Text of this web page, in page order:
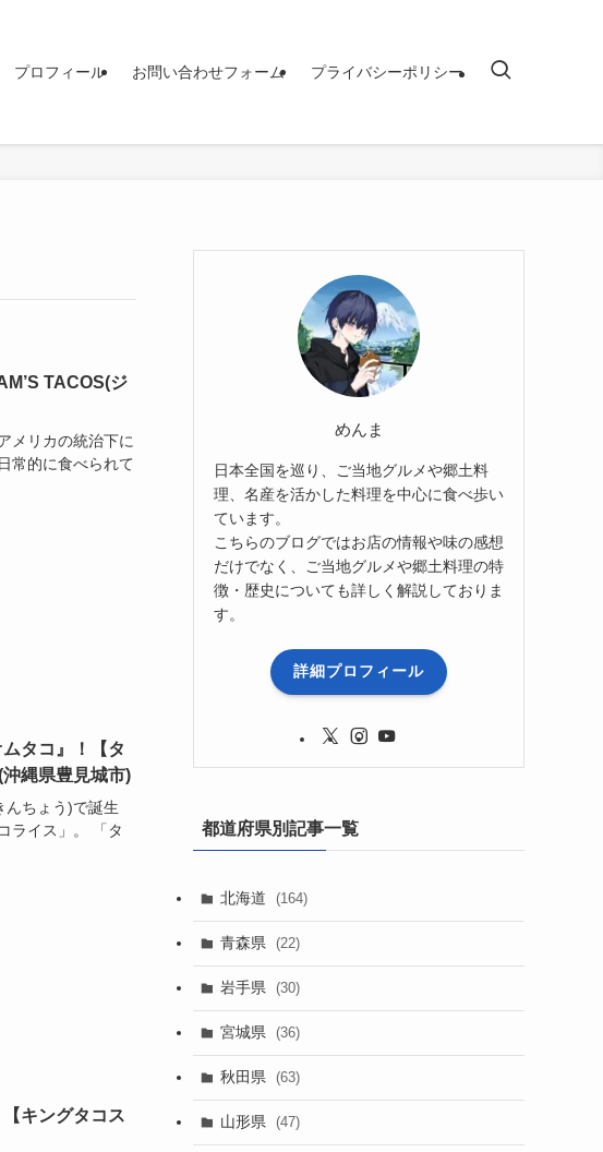
プロフィール お問い合わせフォーム プライバシーポリシー
TACOS(ジ
メリカの統治下に
常的に食べられて
タコ』！【タ
縄県豊見城市)
んちょう)で誕生
ライス」。 「タ
キングタコス
めんま
日本全国を巡り、ご当地グルメや郷土料
理、名産を活かした料理を中心に食べ歩い
ています。
こちらのブログではお店の情報や味の感想
だけでなく、ご当地グルメや郷土料理の特
徴・歴史についても詳しく解説しておりま
す。
詳細プロフィール
都道府県別記事一覧
北海道 (164)
青森県 (22)
岩手県 (30)
宮城県 (36)
秋田県 (63)
山形県 (47)